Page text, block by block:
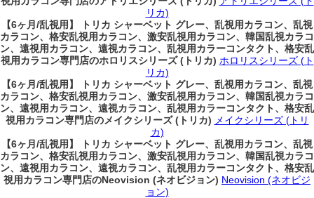
リカ)
【6ヶ月/乱視用】 トリカ シャーベット グレー、乱視用カラコン、乱視
カラコン、格安乱視用カラコン、激安乱視用カラコン、韓国乱視カラコ
ン、遠視用カラコン、遠視カラコン、乱視用カラーコンタクト、格安乱
視用カラコン専門店のホロリスシリーズ (トリカ) ホロリスシリーズ (ト
リカ)
【6ヶ月/乱視用】 トリカ シャーベット グレー、乱視用カラコン、乱視
カラコン、格安乱視用カラコン、激安乱視用カラコン、韓国乱視カラコ
ン、遠視用カラコン、遠視カラコン、乱視用カラーコンタクト、格安乱
視用カラコン専門店のメイクシリーズ (トリカ) メイクシリーズ (トリ
カ)
【6ヶ月/乱視用】 トリカ シャーベット グレー、乱視用カラコン、乱視
カラコン、格安乱視用カラコン、激安乱視用カラコン、韓国乱視カラコ
ン、遠視用カラコン、遠視カラコン、乱視用カラーコンタクト、格安乱
視用カラコン専門店のNeovision (ネオビジョン) Neovision (ネオビジ
ョン)